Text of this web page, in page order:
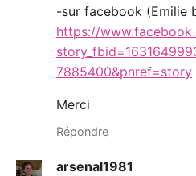
-sur facebook (Emilie
https://
7885400&pnref=story
Merci
Répondre
arsenal1981